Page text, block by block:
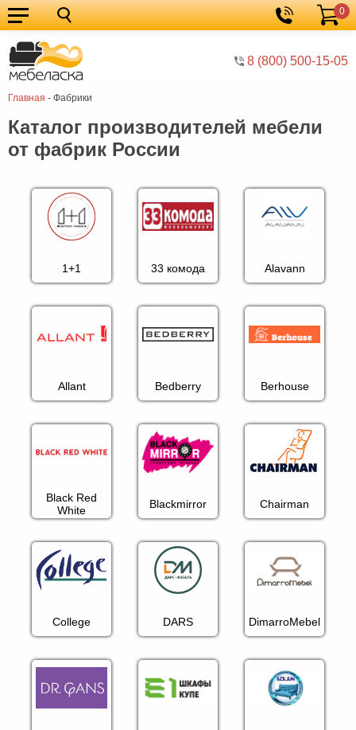
8 (800) 500-15-05
Корзина
0
Главная - Фабрики
Кухонные
гарнитуры
Мебель
для
кухни
Мебель
для
спальни
Кровати
Шкафы
Диваны
Мягкая
Детская
гостиную
Столы
Кресла-
ротанга
Садовая
мебель
Косметологическое
оборудование
Каталог производителей мебели
от фабрик России
1+1 33 комода Alavann
Allant Bedberry Berhouse
Black Red
White
Blackmirror Chairman
College DARS DimarroMebel